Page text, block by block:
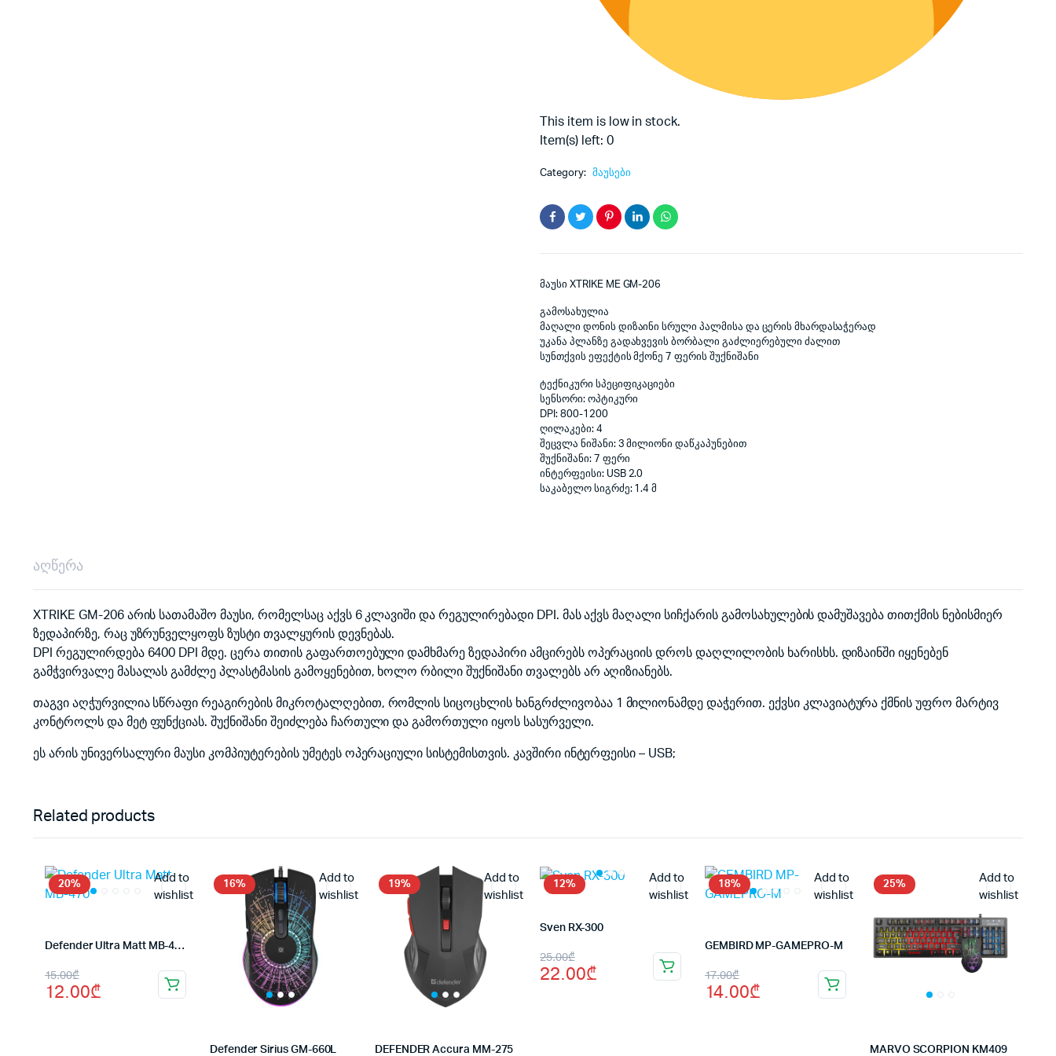
This item is low in stock.
Item(s) left: 0
Category: მაუსები
მაუსი XTRIKE ME GM-206
გამოსახულია
მაღალი დონის დიზაინი სრული პალმისა და ცერის მხარდასაჭერად
უკანა პლანზე გადახვევის ბორბალი გაძლიერებული ძალით
სუნთქვის ეფექტის მქონე 7 ფერის შუქნიშანი
ტექნიკური სპეციფიკაციები
სენსორი: ოპტიკური
DPI: 800-1200
ღილაკები: 4
შეცვლა ნიშანი: 3 მილიონი დაწკაპუნებით
შუქნიშანი: 7 ფერი
ინტერფეისი: USB 2.0
საკაბელო სიგრძე: 1.4 მ
აღწერა
XTRIKE GM-206 არის სათამაშო მაუსი, რომელსაც აქვს 6 კლავიში და რეგულირებადი DPI. მას აქვს მაღალი სიჩქარის გამოსახულების დამუშავება თითქმის ნებისმიერ
ზედაპირზე, რაც უზრუნველყოფს ზუსტი თვალყურის დევნებას.
DPI რეგულირდება 6400 DPI მდე. ცერა თითის გაფართოებული დამხმარე ზედაპირი ამცირებს ოპერაციის დროს დაღლილობის ხარისხს. დიზაინში იყენებენ
გამჭვირვალე მასალას გამძლე პლასტმასის გამოყენებით, ხოლო რბილი შუქნიშანი თვალებს არ აღიზიანებს.
თაგვი აღჭურვილია სწრაფი რეაგირების მიკროტალღებით, რომლის სიცოცხლის ხანგრძლივობაა 1 მილიონამდე დაჭერით. ექვსი კლავიატურა ქმნის უფრო მარტივ
კონტროლს და მეტ ფუნქციას. შუქნიშანი შეიძლება ჩართული და გამორთული იყოს სასურველი.
ეს არის უნივერსალური მაუსი კომპიუტერების უმეტეს ოპერაციული სისტემისთვის. კავშირი ინტერფეისი – USB;
Related products
20%
Add to
wishlist
Defender Ultra Matt MB-470
15.00₾
Original
price
12.00₾
Current
price
16%
Add to
wishlist
Defender Sirius GM-660L
19%
Add to
wishlist
DEFENDER Accura MM-275
12%
Add to
wishlist
Sven RX-300
25.00₾
Original
price
22.00₾
Current
price
18%
Add to
wishlist
GEMBIRD MP-GAMEPRO-M
17.00₾
Original
price
14.00₾
Current
price
25%
Add to
wishlist
MARVO SCORPION KM409